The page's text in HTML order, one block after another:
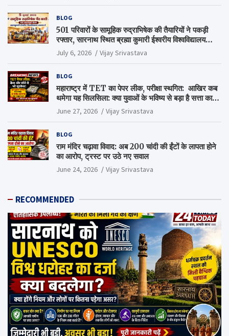
BLOG
501 परिवारों के सामूहिक रुद्राभिषेक की तैयारियों ने पकड़ी
रफ्तार, सारनाथ स्थित ब्रह्मा कुमारी ईश्वरीय विश्वविद्यालय
परिसर में हुई अहम बैठक
July 6, 2026 Vijay Srivastava
BLOG
महाराष्ट्र में TET का पेपर लीक, परीक्षा स्थगित: आखिर कब
थमेगा यह सिलसिला: क्या युवाओं के भविष्य से बड़ा है सत्ता का
गणित?
June 27, 2026 Vijay Srivastava
BLOG
राम मंदिर चढ़ावा विवाद: अब 200 चांदी की ईंटों के लापता होने
का आरोप, ट्रस्ट पर उठे नए सवाल
June 24, 2026 Vijay Srivastava
RECOMMENDED